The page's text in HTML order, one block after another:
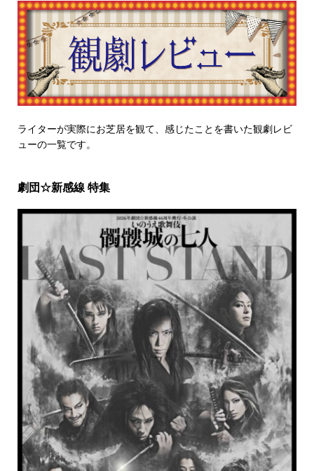
ライターが実際にお芝居を観て、感じたことを書いた観劇レビ
ューの一覧です。
劇団☆新感線 特集